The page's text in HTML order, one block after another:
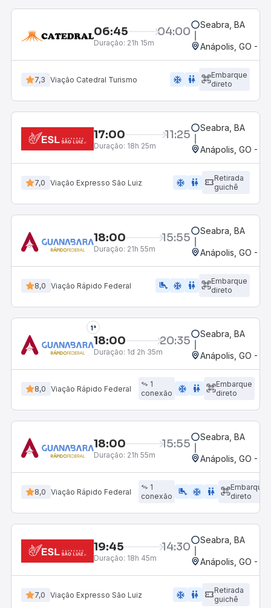
06:45 04:00
Duração: 21h 15m
Seabra, BA
Anápolis, GO -
7,3 Viação Catedral Turismo ac_unit wc
Embarque
direto
17:00 11:25
Duração: 18h 25m
Seabra, BA
Anápolis, GO -
7,0 Viação Expresso São Luiz ac_unit wc
Retirada
guichê
18:00 15:55
Duração: 21h 55m
Seabra, BA
Anápolis, GO -
8,0 Viação Rápido Federal airline_seat_legroom_extra ac_unit WC
Embarque
direto
1°
18:00 20:35
Duração: 1d 2h 35m
Seabra, BA
Anápolis, GO -
8,0 Viação Rápido Federal
1
conexão
ac_unit wc
Embarque
direto
18:00 15:55
Duração: 21h 55m
Seabra, BA
Anápolis, GO -
8,0 Viação Rápido Federal
1
conexão
airline_seat_legroom_extra ac_unit WC
Embarque
direto
19:45 14:30
Duração: 18h 45m
Seabra, BA
Anápolis, GO -
7,0 Viação Expresso São Luiz ac_unit wc
Retirada
guichê